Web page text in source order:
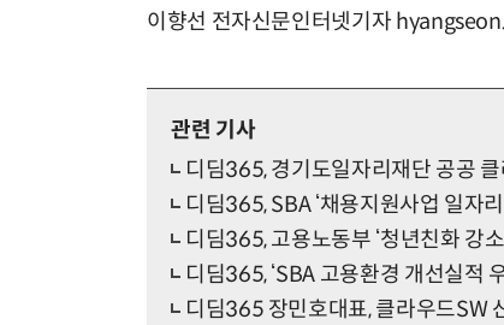
이향선 전자신문인터넷기자
관련 기사
디딤365, 경기도일자리재단 공공
디딤365, SBA ‘채용지원사업 일자
디딤365, 고용노동부 ‘청년친화 강
디딤365, ‘SBA 고용환경 개선실적
디딤365 장민호대표, 클라우드SW